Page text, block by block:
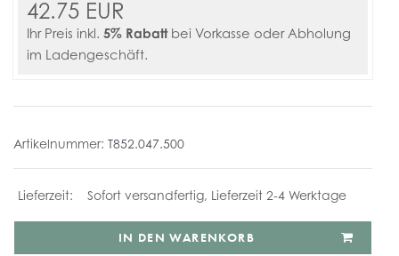
42.75 EUR
Ihr Preis inkl. 5% Rabattbei Vorkasse oder Abholung
im Ladengeschäft.
Artikelnummer: T852.047.500
Sofort versandfertig, Lieferzeit 2-4 Werktage
IN DEN WARENKORB